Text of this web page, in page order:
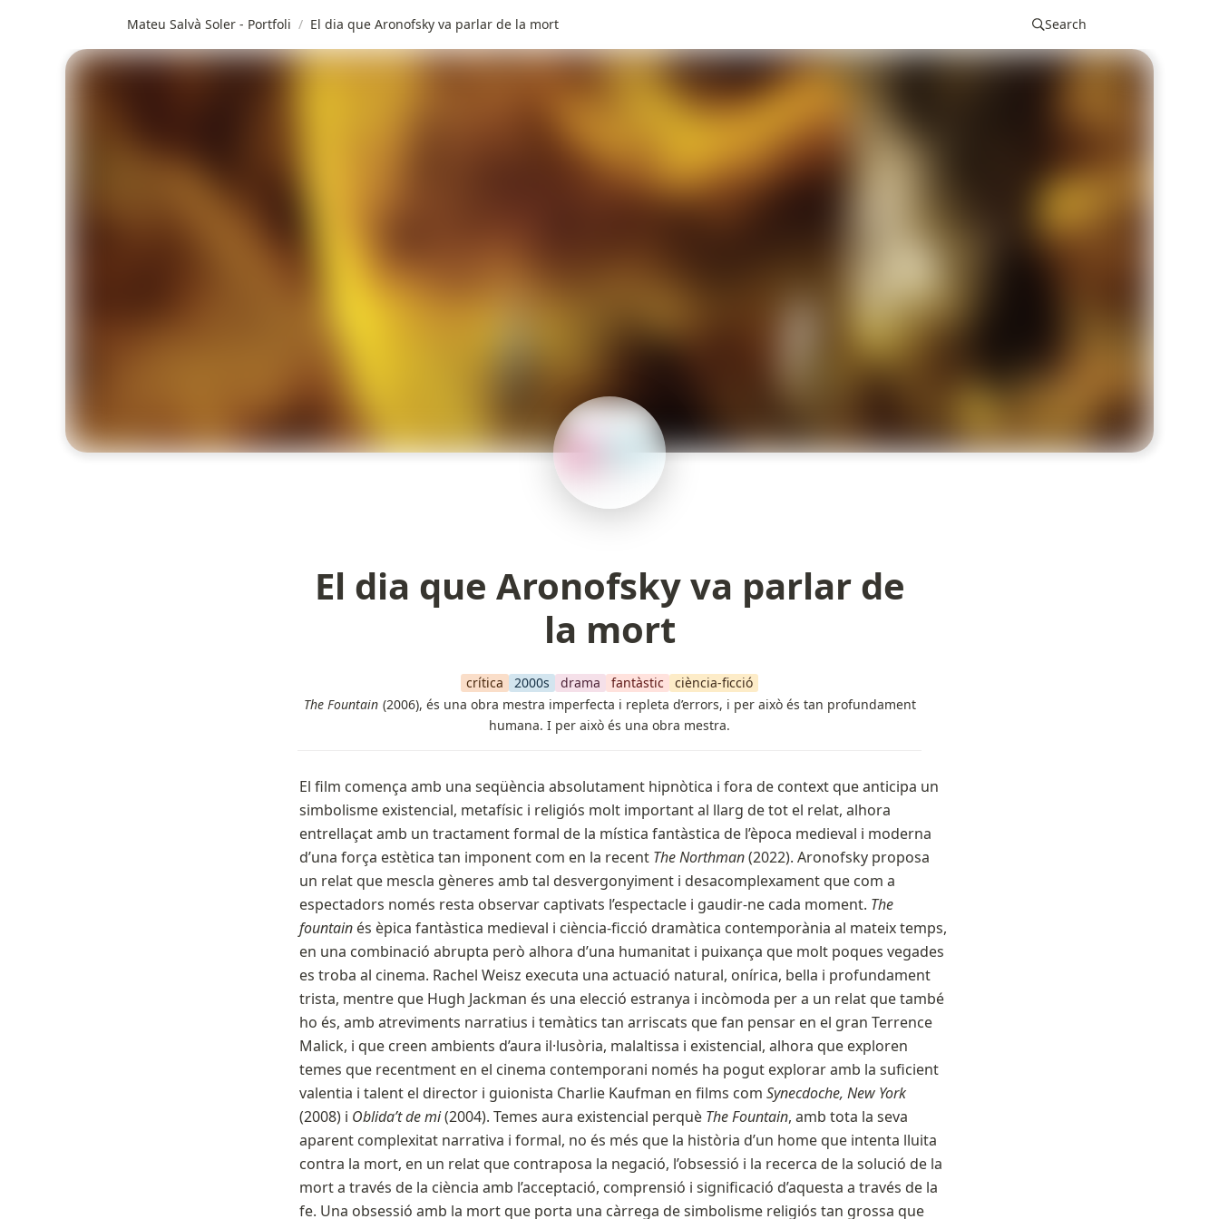
Mateu Salvà Soler - Portfoli / El dia que Aronofsky va parlar de la mort Search
El dia que Aronofsky va parlar de
la mort
crítica 2000s drama fantàstic
ciència-ficció
The Fountain (2006), és una obra mestra imperfecta i repleta d’errors, i per això és tan profundament
humana. I per això és una obra mestra.
El film comença amb una seqüència absolutament hipnòtica i fora de context que anticipa un
simbolisme existencial, metafísic i religiós molt important al llarg de tot el relat, alhora
entrellaçat amb un tractament formal de la mística fantàstica de l’època medieval i moderna
d’una força estètica tan imponent com en la recent The Northman(2022). Aronofsky proposa
un relat que mescla gèneres amb tal desvergonyiment i desacomplexament que com a
espectadors només resta observar captivats l’espectacle i gaudir-ne cada moment. The
fountain és èpica fantàstica medieval i ciència-ficció dramàtica contemporània al mateix temps,
en una combinació abrupta però alhora d’una humanitat i puixança que molt poques vegades
es troba al cinema. Rachel Weisz executa una actuació natural, onírica, bella i profundament
trista, mentre que Hugh Jackman és una elecció estranya i incòmoda per a un relat que també
ho és, amb atreviments narratius i temàtics tan arriscats que fan pensar en el gran Terrence
Malick, i que creen ambients d’aura il·lusòria, malaltissa i existencial, alhora que exploren
temes que recentment en el cinema contemporani només ha pogut explorar amb la suficient
valentia i talent el director i guionista Charlie Kaufman en films com Synecdoche, New York
(2008) i Oblida’t de mi(2004). Temes aura existencial perquè The Fountain, amb tota la seva
aparent complexitat narrativa i formal, no és més que la història d’un home que intenta lluita
contra la mort, en un relat que contraposa la negació, l’obsessió i la recerca de la solució de la
mort a través de la ciència amb l’acceptació, comprensió i significació d’aquesta a través de la
fe. Una obsessió amb la mort que porta una càrrega de simbolisme religiós tan grossa que